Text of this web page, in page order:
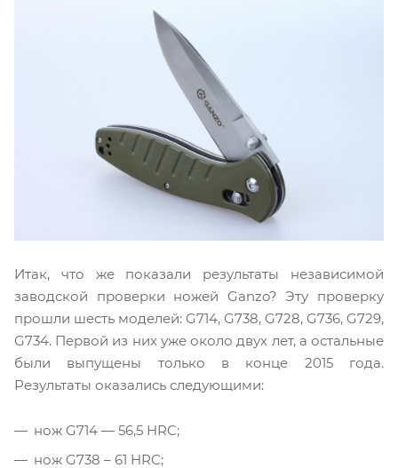
Итак, что же показали результаты независимой
заводской проверки ножей Ganzo? Эту проверку
прошли шесть моделей: G714, G738, G728, G736, G729,
G734. Первой из них уже около двух лет, а остальные
были выпущены только в конце 2015 года.
Результаты оказались следующими:
нож G714 — 56,5 HRC;
нож G738 – 61 HRC;